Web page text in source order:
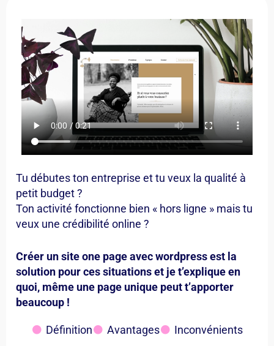
Tu débutes ton entreprise et tu veux la qualité à
petit budget ?
Ton activité fonctionne bien « hors ligne » mais tu
veux une crédibilité online ?
Créer un site one page avec wordpress est la
solution pour ces situations et je t’explique en
quoi, même une page unique peut t’apporter
beaucoup !
Définition Avantages
Inconvénients